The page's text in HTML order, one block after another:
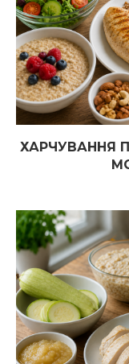
ХАРЧУВАННЯ